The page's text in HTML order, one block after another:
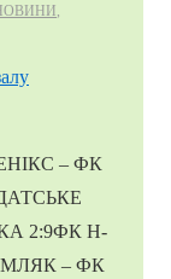
– ФК
2:9ФК Н-
– ФК